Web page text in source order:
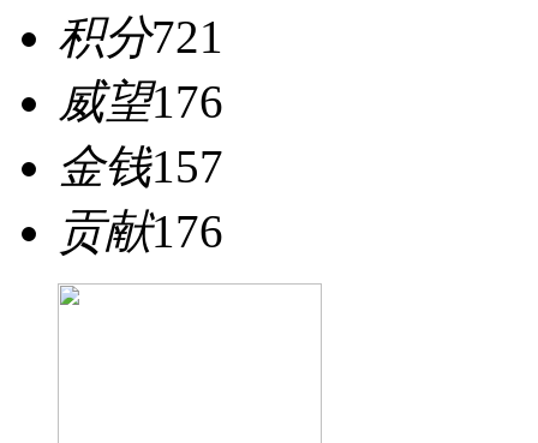
积分721
威望176
金钱157
贡献176